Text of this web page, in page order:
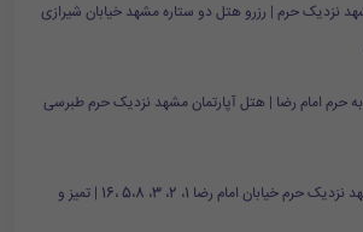
نزدیک حرم | رزرو هتل دو ستاره مشهد خیابان شیرازی
به حرم امام رضا | هتل آپارتمان مشهد نزدیک حرم طبرسی
بهترین هتل آپارتمان مشهد نزدیک حرم خیابان امام رضا 1، 2، 3، 5،8 ،16 | تمیز و